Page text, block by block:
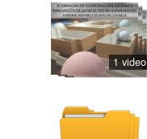
1 video